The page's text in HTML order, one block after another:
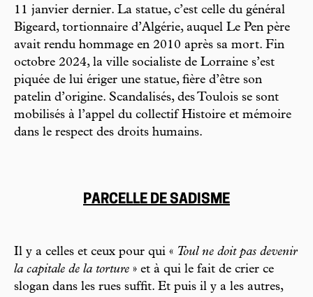
11 janvier dernier. La statue, c’est celle du général
Bigeard, tortionnaire d’Algérie, auquel Le Pen père
avait rendu hommage en 2010 après sa mort. Fin
octobre 2024, la ville socialiste de Lorraine s’est
piquée de lui ériger une statue, fière d’être son
patelin d’origine. Scandalisés, des Toulois se sont
mobilisés à l’appel du collectif Histoire et mémoire
dans le respect des droits humains.
PARCELLE DE SADISME
Il y a celles et ceux pour qui « Toul ne doit pas devenir
la capitale de la torture » et à qui le fait de crier ce
slogan dans les rues suffit. Et puis il y a les autres,